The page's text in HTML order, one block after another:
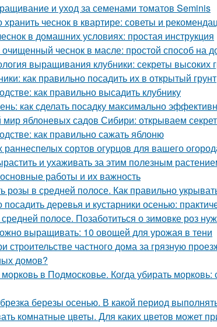
и уход за семенами томатов Seminis
хранить чеснок в квартире: советы и
в домашних условиях: простая инструкция
очищенный чеснок в масле: простой способ на
выращивания клубники: секреты высоких
как правильно посадить их в открытый грунт
как правильно высадить клубнику
как сделать посадку максимально
мир яблоневых садов Сибири: открываем
как правильно сажать яблоню
сортов огурцов для вашего
и ухаживать за этим полезным
работы и их важность
розы в средней полосе. Как правильно
посадить деревья и кустарники осенью:
полосе. Позаботиться о зимовке роз
выращивать: 10 овощей для урожая в тени
строительстве частного дома за грязную
домов?
морковь в Подмосковье. Когда убирать
березы осенью. В какой период
комнатные цветы. Для каких цветов может